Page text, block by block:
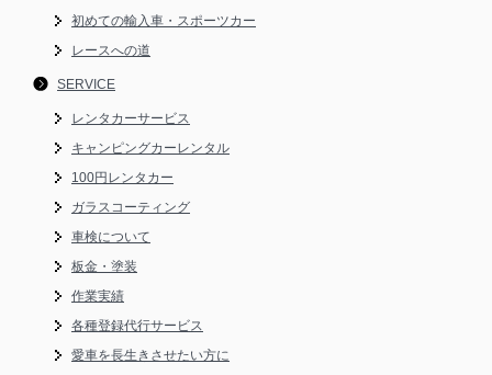
初めての輸入車・スポーツカー
レースへの道
SERVICE
レンタカーサービス
キャンピングカーレンタル
100円レンタカー
ガラスコーティング
車検について
板金・塗装
作業実績
各種登録代行サービス
愛車を長生きさせたい方に